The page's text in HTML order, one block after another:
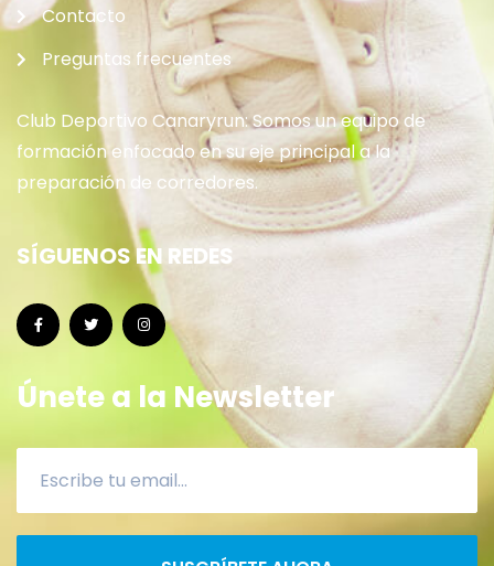
Contacto
Preguntas frecuentes
Club Deportivo Canaryrun: Somos un equipo de
formación enfocado en su eje principal a la
preparación de corredores.
SÍGUENOS EN REDES
Únete a la Newsletter